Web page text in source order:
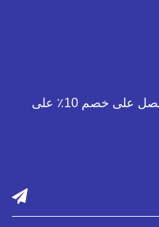
اشترك في النشرة الإخبارية لدينا واحصل على خصم 10٪ على